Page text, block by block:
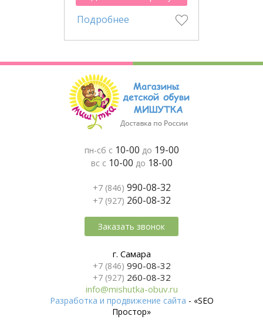
Подробнее
пн-сб с 10-00 до 19-00
вс с 10-00 до 18-00
+7 (846) 990-08-32
+7 (927) 260-08-32
Заказать звонок
г. Самара
+7 (846) 990-08-32
+7 (927) 260-08-32
info@mishutka-obuv.ru
Разработка и продвижение сайта - «SEO
Простор»